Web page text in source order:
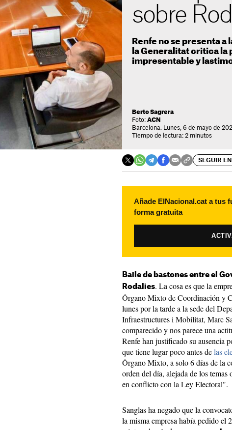
sobre
Renfe no se presenta
la Generalitat critica la
impresentable y
Berto Sagrera
Foto: ACN
Barcelona. Lunes, 6 de mayo de
Tiempo de lectura: 2 minutos
SEGUIR EN
Añade ElNacional.cat a tus
forma gratuita
Baile de bastones entre el
Rodalies. La cosa es que la
Órgano Mixto de Coordinación y
lunes por la tarde a la sede del
Infraestructures i Mobilitat, Marc
comparecido y nos parece una
Renfe han justificado su ausencia
que tiene lugar poco antes delas
Órgano Mixto, a solo 6 días de la
orden del día, alejada de los
en conflicto con la Ley Electoral".
Sanglas ha negado que la
la misma empresa había pedido el